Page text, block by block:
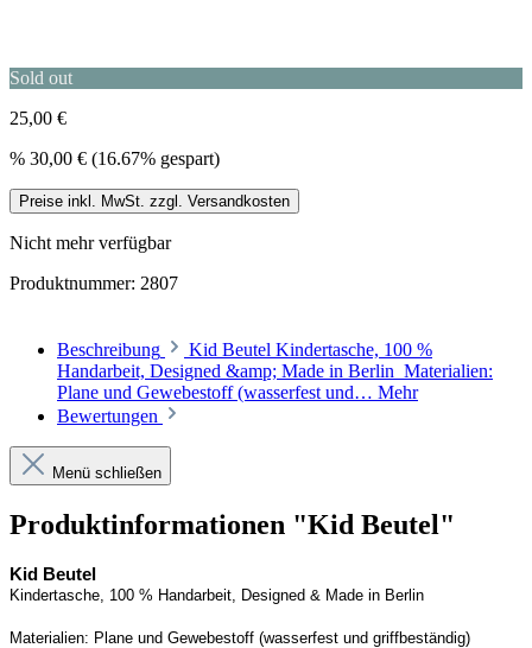
Sold out
25,00 €
% 30,00 € (16.67% gespart)
Preise inkl. MwSt. zzgl. Versandkosten
Nicht mehr verfügbar
Produktnummer: 2807
Beschreibung
Kid Beutel Kindertasche, 100 %
Handarbeit, Designed &amp; Made in Berlin Materialien:
Plane und Gewebestoff (wasserfest und… Mehr
Bewertungen
Menü schließen
Produktinformationen "Kid Beutel"
Kid Beutel
Kindertasche, 100 % Handarbeit, Designed & Made in Berlin
Materialien: Plane und Gewebestoff (wasserfest und griffbeständig)